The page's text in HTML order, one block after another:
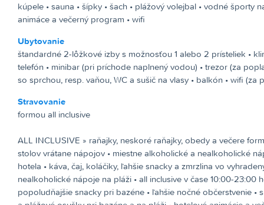
kúpele • sauna • šípky • šach • plážový volejbal • vodné športy
animáce a večerný program • wifi
Ubytovanie
štandardné 2-lôžkové izby s možnosťou 1 alebo 2 prísteliek •
telefón • minibar (pri príchode naplnený vodou) • trezor (za
so sprchou, resp. vaňou, WC a sušič na vlasy • balkón • wifi (za
Stravovanie
formou all inclusive
ALL INCLUSIVE » raňajky, neskoré raňajky, obedy a večere
stolov vrátane nápojov • miestne alkoholické a nealkoholické
hotela • káva, čaj, koláčiky, ľahšie snacky a zmrzlina vo
nealkoholické nápoje na pláži • all inclusive v čase 10:00-23:00
popoludňajšie snacky pri bazéne • ľahšie nočné občerstvenie •